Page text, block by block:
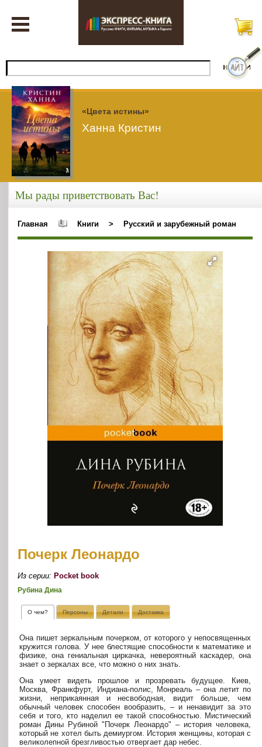
«Цвета истины»
Ханна Кристин
Мы рады приветствовать Вас!
Главная Книги > Русский и зарубежный роман
Почерк Леонардо
Из серии: Pocket book
Рубина Дина
О чем? Персоны Детали Доставка
Она пишет зеркальным почерком, от которого у непосвященных
кружится голова. У нее блестящие способности к математике и
физике, она гениальная циркачка, невероятный каскадер, она
знает о зеркалах все, что можно о них знать.
Она умеет видеть прошлое и прозревать будущее. Киев,
Москва, Франкфурт, Индиана-полис, Монреаль – она летит по
жизни, неприкаянная и несвободная, видит больше, чем
обычный человек способен вообразить, – и ненавидит за это
себя и того, кто наделил ее такой способностью. Мистический
роман Дины Рубиной "Почерк Леонардо" – история человека,
который не хотел быть демиургом. История женщины, которая с
великолепной брезгливостью отвергает дар небес.